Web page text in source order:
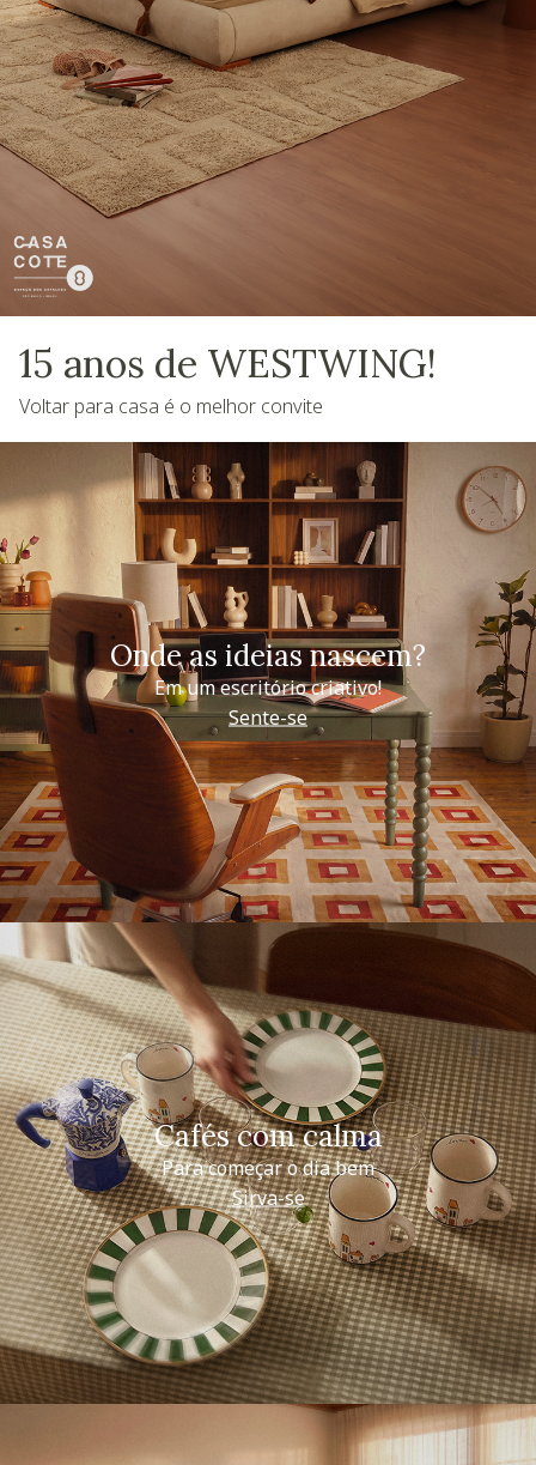
15 anos de WESTWING!
Voltar para casa é o melhor convite
Onde as ideias nascem?
Em um escritório criativo!
Sente-se
Cafés com calma
Para começar o dia bem
Sirva-se